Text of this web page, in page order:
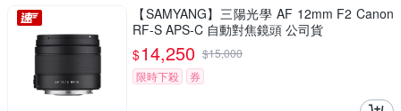
【SAMYANG】三陽光學 AF 12mm F2 Canon
RF-S APS-C 自動對焦鏡頭 公司貨
$14,250 $15,000
限時下殺
券